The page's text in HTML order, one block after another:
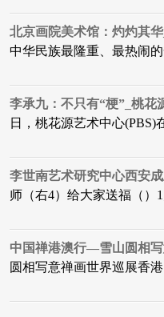
北京画院美术馆：灼灼其
中华民族最隆重、最热闹
李承九：不只有“梗”_桃花
日，桃花源艺术中心(PBS)
李世南艺术研究中心西安
师（右4）给大家送福（）
中国禅港澳行—雪山圆相
圆相写意禅画世界巡展香